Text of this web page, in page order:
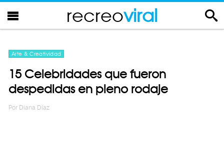
recreoviral
Arte & Creatividad
15 Celebridades que fueron
despedidas en pleno rodaje
Por Diana Diaz